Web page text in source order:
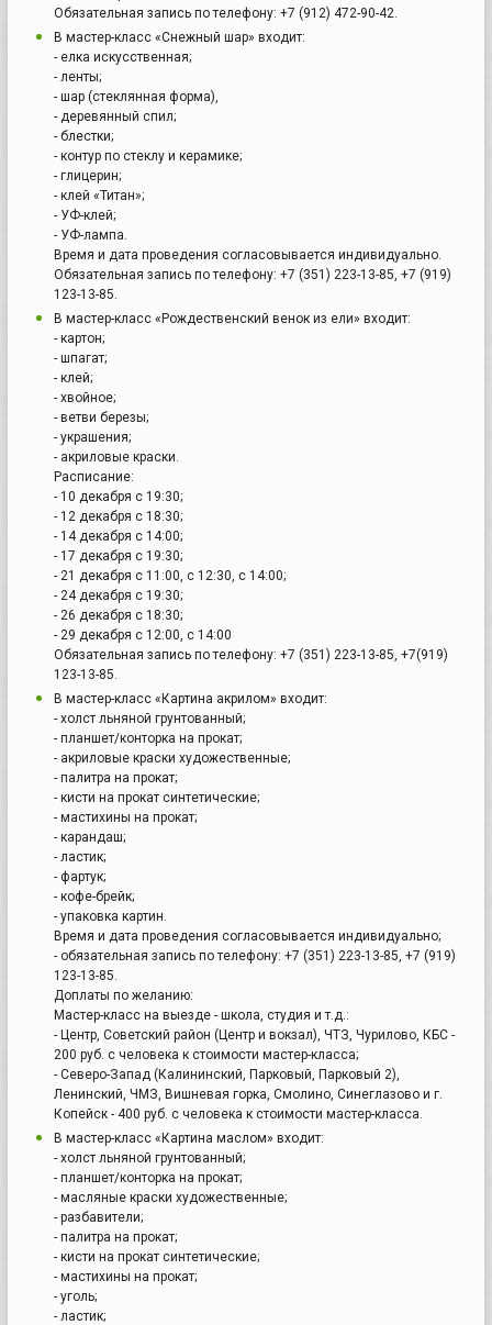
Обязательная запись по телефону: +7 (912) 472-90-42.
В мастер-класс «Снежный шар» входит:
- елка искусственная;
- ленты;
- шар (стеклянная форма),
- деревянный спил;
- блестки;
- контур по стеклу и керамике;
- глицерин;
- клей «Титан»;
- УФ-клей;
- УФ-лампа.
Время и дата проведения согласовывается индивидуально.
Обязательная запись по телефону: +7 (351) 223-13-85, +7 (919)
123-13-85.
В мастер-класс «Рождественский венок из ели» входит:
- картон;
- шпагат;
- клей;
- хвойное;
- ветви березы;
- украшения;
- акриловые краски.
Расписание:
- 10 декабря с 19:30;
- 12 декабря с 18:30;
- 14 декабря с 14:00;
- 17 декабря с 19:30;
- 21 декабря с 11:00, с 12:30, с 14:00;
- 24 декабря с 19:30;
- 26 декабря с 18:30;
- 29 декабря с 12:00, с 14:00
Обязательная запись по телефону: +7 (351) 223-13-85, +7(919)
123-13-85.
В мастер-класс «Картина акрилом» входит:
- холст льняной грунтованный;
- планшет/конторка на прокат;
- акриловые краски художественные;
- палитра на прокат;
- кисти на прокат синтетические;
- мастихины на прокат;
- карандаш;
- ластик;
- фартук;
- кофе-брейк;
- упаковка картин.
Время и дата проведения согласовывается индивидуально;
- обязательная запись по телефону: +7 (351) 223-13-85, +7 (919)
123-13-85.
Доплаты по желанию:
Мастер-класс на выезде - школа, студия и т.д.:
- Центр, Советский район (Центр и вокзал), ЧТЗ, Чурилово, КБС -
200 руб. с человека к стоимости мастер-класса;
- Северо-Запад (Калининский, Парковый, Парковый 2),
Ленинский, ЧМЗ, Вишневая горка, Смолино, Синеглазово и г.
Копейск - 400 руб. с человека к стоимости мастер-класса.
В мастер-класс «Картина маслом» входит:
- холст льняной грунтованный;
- планшет/конторка на прокат;
- масляные краски художественные;
- разбавители;
- палитра на прокат;
- кисти на прокат синтетические;
- мастихины на прокат;
- уголь;
- ластик;